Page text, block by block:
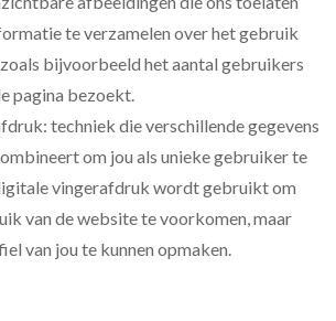
te verzamelen over het gebruik
bijvoorbeeld het aantal gebruikers
pagina bezoekt.
techniek die verschillende gegevens
om jou als unieke gebruiker te
vingerafdruk wordt gebruikt om
van de website te voorkomen, maar
van jou te kunnen opmaken.